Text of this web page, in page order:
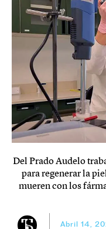
Del Prado Audelo
para regenerar la
mueren con los
Abril 14,